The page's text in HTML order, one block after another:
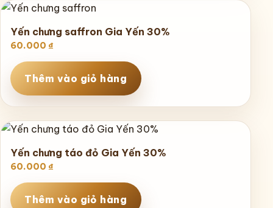
Yến chưng saffron Gia Yến 30%
60.000 ₫
Thêm vào giỏ hàng
Yến chưng táo đỏ Gia Yến 30%
60.000 ₫
Thêm vào giỏ hàng